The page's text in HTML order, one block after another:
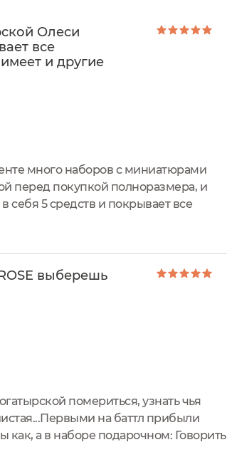
Олеси
все
и другие
много наборов с миниатюрами
перед покупкой полноразмера, и
себя 5 средств и покрывает все
выберешь
помериться, узнать чья
на баттл прибыли
а в наборе подарочном: Говорить